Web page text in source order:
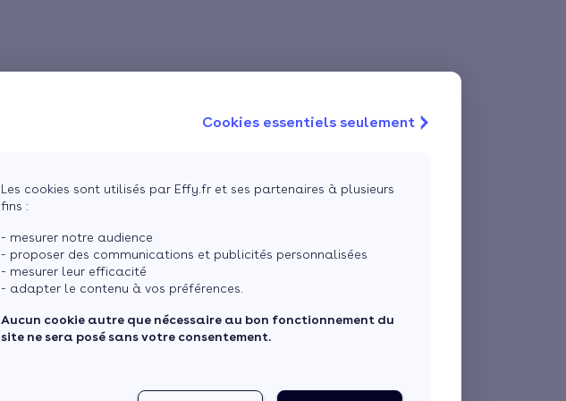
Cookies essentiels seulement
Les cookies sont utilisés par Effy.fr et ses partenaires à plusieurs
fins :
- mesurer notre audience
- proposer des communications et publicités personnalisées
- mesurer leur efficacité
- adapter le contenu à vos préférences.
Aucun cookie autre que nécessaire au bon fonctionnement du
site ne sera posé sans votre consentement.